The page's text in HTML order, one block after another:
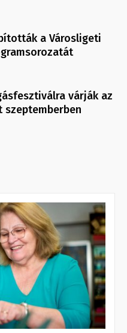
a Városligeti
várják az
szeptemberben